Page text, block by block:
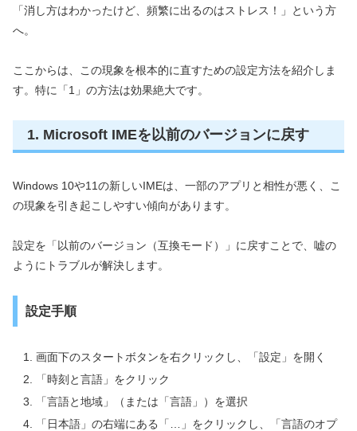
「消し方はわかったけど、頻繁に出るのはストレス！」という方
へ。
ここからは、この現象を根本的に直すための設定方法を紹介しま
す。特に「1」の方法は効果絶大です。
1. Microsoft IMEを以前のバージョンに戻す
Windows 10や11の新しいIMEは、一部のアプリと相性が悪く、こ
の現象を引き起こしやすい傾向があります。
設定を「以前のバージョン（互換モード）」に戻すことで、嘘の
ようにトラブルが解決します。
設定手順
画面下のスタートボタンを右クリックし、「設定」を開く
「時刻と言語」をクリック
「言語と地域」（または「言語」）を選択
「日本語」の右端にある「…」をクリックし、「言語のオプ